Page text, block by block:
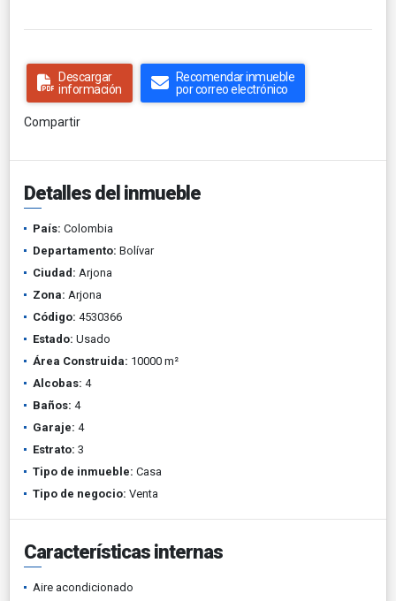
Descargar
información
Recomendar inmueble
por correo electrónico
Compartir
Detalles del inmueble
País: Colombia
Departamento: Bolívar
Ciudad: Arjona
Zona: Arjona
Código: 4530366
Estado: Usado
Área Construida: 10000 m²
Alcobas: 4
Baños: 4
Garaje: 4
Estrato: 3
Tipo de inmueble: Casa
Tipo de negocio: Venta
Características internas
Aire acondicionado